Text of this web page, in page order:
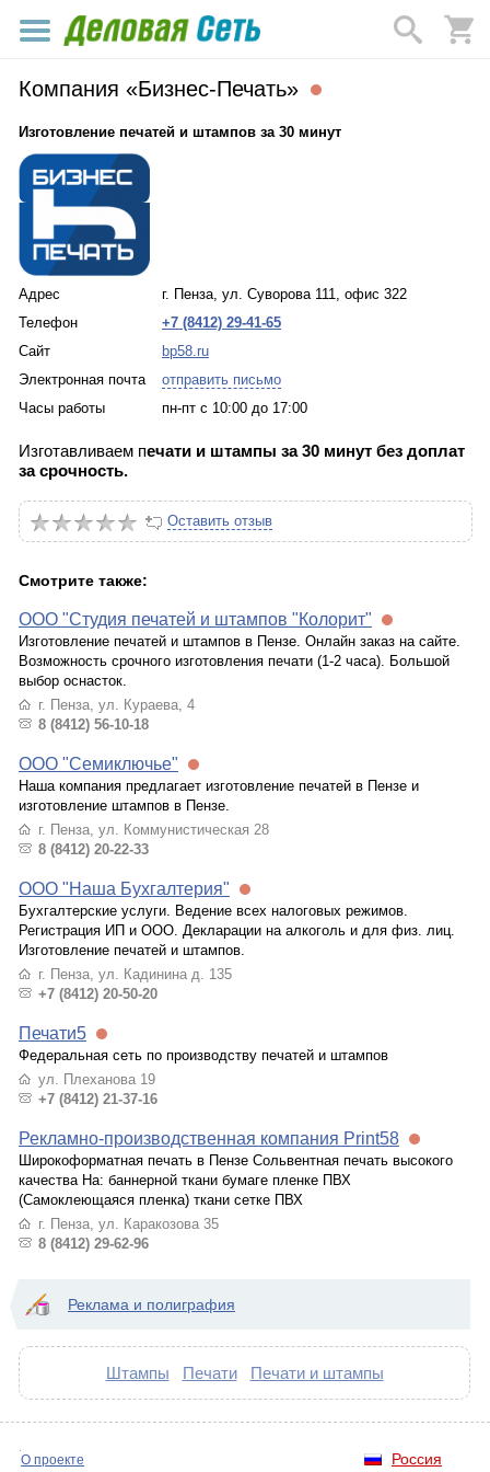
Компания «Бизнес-Печать»
Изготовление печатей и штампов за 30 минут
Адрес
г. Пенза, ул. Суворова 111, офис 322
Телефон
+7 (8412) 29-41-65
Сайт
bp58.ru
Электронная почта
отправить письмо
Часы работы
пн-пт с 10:00 до 17:00
Изгoтaвливaем печати и штампы за 30 минут без доплат
за срочность.
Оставить отзыв
Смотрите также:
ООО "Студия печатей и штампов "Колорит"
Изготовление печатей и штампов в Пензе. Онлайн заказ на сайте.
Возможность срочного изготовления печати (1-2 часа). Большой
выбор оснасток.
г. Пенза, ул. Кураева, 4
8 (8412) 56-10-18
ООО "Семиключье"
Наша компания предлагает изготовление печатей в Пензе и
изготовление штампов в Пензе.
г. Пенза, ул. Коммунистическая 28
8 (8412) 20-22-33
ООО "Наша Бухгалтерия"
Бухгалтерские услуги. Ведение всех налоговых режимов.
Регистрация ИП и ООО. Декларации на алкоголь и для физ. лиц.
Изготовление печатей и штампов.
г. Пенза, ул. Кадинина д. 135
+7 (8412) 20-50-20
Печати5
Федеральная сеть по производству печатей и штампов
ул. Плеханова 19
+7 (8412) 21-37-16
Рекламно-производственная компания Print58
Широкоформатная печать в Пензе Сольвентная печать высокого
качества На: баннерной ткани бумаге пленке ПВХ
(Самоклеющаяся пленка) ткани сетке ПВХ
г. Пенза, ул. Каракозова 35
8 (8412) 29-62-96
Реклама и полиграфия
Штампы Печати Печати и штампы
Россия
О проекте